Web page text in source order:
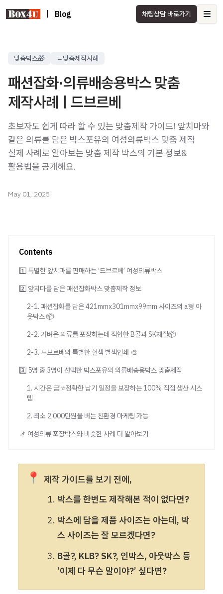
Blog 채팅상담 바로가기
맞춤박스🎁 ㄴ맞춤제작사례
패션잡화·의류배송용박스 맞춤
제작사례ㅣ드브르베
초보자도 쉽게 따라 할 수 있는 맞춤제작 가이드! 앞치마와
같은 의류를 담은 박스포유의 여성의류박스 맞춤 제작
실제 사례로 알아보는 맞춤 제작 박스의 기본 정보&
활용법을 공개해요.
May 01, 2025
Contents
1️⃣ 특별한 앞치마를 판매하는 ‘드브르베’ 여성의류박스
2️⃣ 앞치마를 담은 패션잡화박스 맞춤제작 정보
2-1. 패션잡화를 담은 421mmx301mmx99mm 사이즈의 a형 아
웃박스 📦
2-2. 가벼운 의류를 포장하는데 적합한 B골과 SK재질📦
2-3. 드브르베의 특별한 흰색 별색인쇄 🎨
3️⃣ 5명 중 3명이 선택한 박스포유의 의류배송용박스 맞춤제작
1. 시간은 금!⭐정확한 납기 일정을 보장하는 100% 직접 생산 시스
템
2. 최소 2,000만원을 버는 친환경 마케팅 가능
📌 여성의류 포장박스와 비슷한 사례 더 알아보기
📍
제작 가이드를 보기 전에,
박스를 한번도 제작해본 적이 없다면?
박스에 담을 제품 사이즈는 아는데, 박
스 사이즈는 잘 모르겠다면?
B골?, KLB? SK?, 인박스, 아웃박스 등
‘이제 다 무슨 말이야?’ 싶다면?